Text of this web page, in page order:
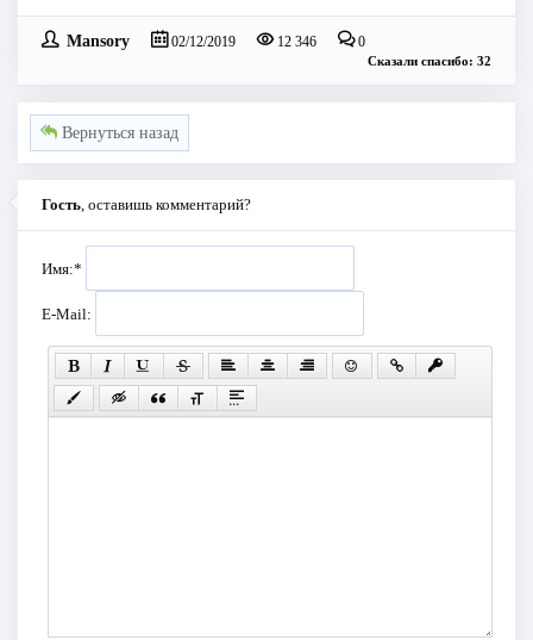
Mansory 02/12/2019 12 346 0
Сказали спасибо: 32
Вернуться назад
Гость, оставишь комментарий?
Имя:*
E-Mail: